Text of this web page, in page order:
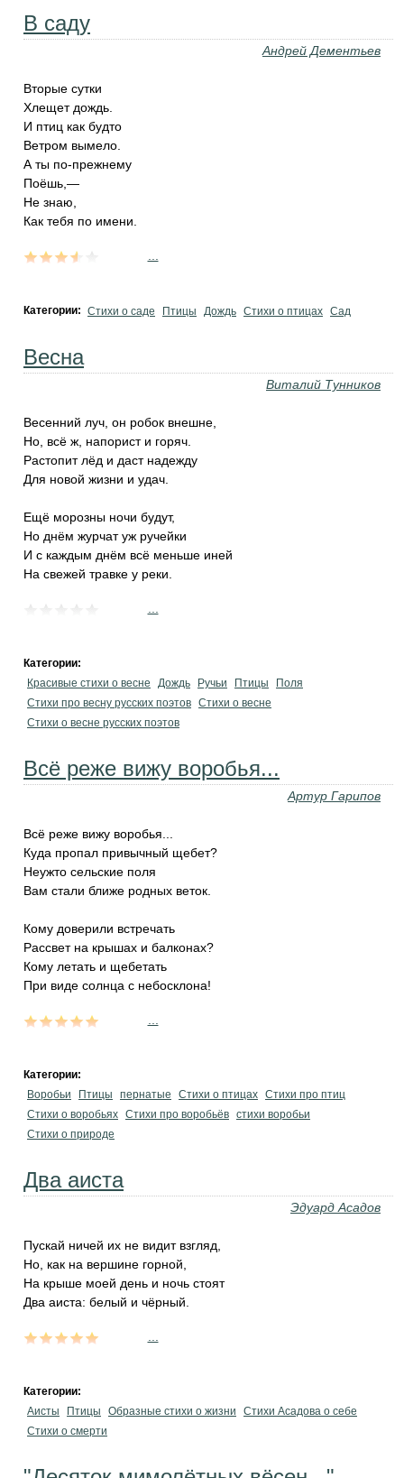
В саду
Андрей Дементьев
Вторые сутки
Хлещет дождь.
И птиц как будто
Ветром вымело.
А ты по-прежнему
Поёшь,—
Не знаю,
Как тебя по имени.
Категории: Стихи о саде Птицы Дождь Стихи о птицах Сад
Весна
Виталий Тунников
Весенний луч, он робок внешне,
Но, всё ж, напорист и горяч.
Растопит лёд и даст надежду
Для новой жизни и удач.
Ещё морозны ночи будут,
Но днём журчат уж ручейки
И с каждым днём всё меньше иней
На свежей травке у реки.
Категории:
Красивые стихи о весне
Дождь Ручьи Птицы
Поля
Стихи про весну русских поэтов Стихи о весне
Стихи о весне русских поэтов
Всё реже вижу воробья...
Артур Гарипов
Всё реже вижу воробья...
Куда пропал привычный щебет?
Неужто сельские поля
Вам стали ближе родных веток.
Кому доверили встречать
Рассвет на крышах и балконах?
Кому летать и щебетать
При виде солнца с небосклона!
Категории:
Воробьи
Птицы пернатые Стихи о птицах Стихи про птиц
Стихи о воробьях Стихи про воробьёв стихи воробьи
Стихи о природе
Два аиста
Эдуард Асадов
Пускай ничей их не видит взгляд,
Но, как на вершине горной,
На крыше моей день и ночь стоят
Два аиста: белый и чёрный.
Категории:
Аисты
Птицы Образные стихи о жизни
Стихи Асадова о себе
Стихи о смерти